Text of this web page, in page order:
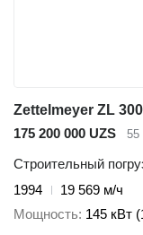
Zettelmeyer ZL
175 200 000 UZS
55
Строительный
1994
19 569 м/ч
Мощность 145 кВт